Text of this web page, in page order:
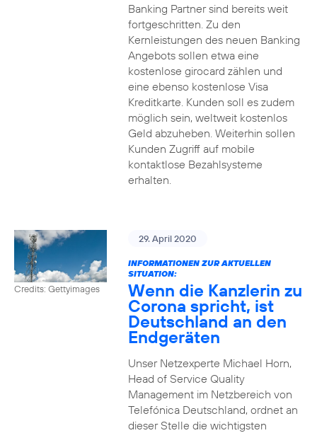
Banking Partner sind bereits weit
fortgeschritten. Zu den
Kernleistungen des neuen Banking
Angebots sollen etwa eine
kostenlose girocard zählen und
eine ebenso kostenlose Visa
Kreditkarte. Kunden soll es zudem
möglich sein, weltweit kostenlos
Geld abzuheben. Weiterhin sollen
Kunden Zugriff auf mobile
kontaktlose Bezahlsysteme
erhalten.
Credits: Gettyimages
29. April 2020
INFORMATIONEN ZUR AKTUELLEN
SITUATION:
Wenn die Kanzlerin zu
Corona spricht, ist
Deutschland an den
Endgeräten
Unser Netzexperte Michael Horn,
Head of Service Quality
Management im Netzbereich von
Telefónica Deutschland, ordnet an
dieser Stelle die wichtigsten